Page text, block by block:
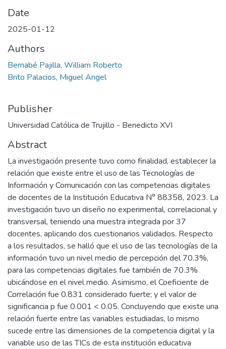
Date
2025-01-12
Authors
Bernabé Pajilla, William Roberto
Brito Palacios, Miguel Angel
Publisher
Universidad Católica de Trujillo - Benedicto XVI
Abstract
La investigación presente tuvo como finalidad, establecer la
relación que existe entre el uso de las Tecnologías de
Información y Comunicación con las competencias digitales
de docentes de la Institución Educativa N° 88358, 2023. La
investigación tuvo un diseño no experimental, correlacional y
transversal, teniendo una muestra integrada por 37
docentes, aplicando dos cuestionarios validados. Respecto
a los resultados, se halló que el uso de las tecnologías de la
información tuvo un nivel medio de percepción del 70.3%,
para las competencias digitales fue también de 70.3%
ubicándose en el nivel medio. Asimismo, el Coeficiente de
Correlación fue 0.831 considerado fuerte; y el valor de
significancia p fue 0.001 < 0.05. Concluyendo que existe una
relación fuerte entre las variables estudiadas, lo mismo
sucede entre las dimensiones de la competencia digital y la
variable uso de las TICs de esta institución educativa